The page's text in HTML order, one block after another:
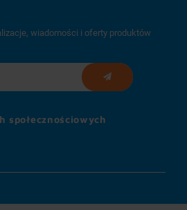
wiadomości i oferty produktów
społecznościowych